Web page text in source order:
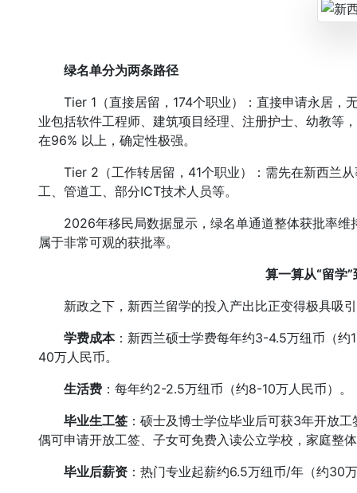
绿名单分为两条路径
Tier 1（直接居留，174个职业）：直接申请永居，
业包括软件工程师、建筑项目经理、注册护士、幼教等
在96% 以上，确定性极强。
Tier 2（工作转居留，41个职业）：需先在新西兰从
工、管道工、部分ICT技术人员等。
2026年移民局数据显示，绿名单通道整体获批率维
属于非常可观的获批率。
算一算从“留学
新政之下，新西兰留学的投入产出比正变得极具吸
学费成本：新西兰硕士学费每年约3-4.5万纽币（
40万人民币。
生活费 ：每年约2-2.5万纽币（约8-10万人民币）。
毕业生工签 ：硕士及博士学位毕业后可获3年开放
偶可申请开放工签、子女可免费入读公立学校，家庭整
毕业后薪资 ：热门专业起薪约6.5万纽币/年（约30